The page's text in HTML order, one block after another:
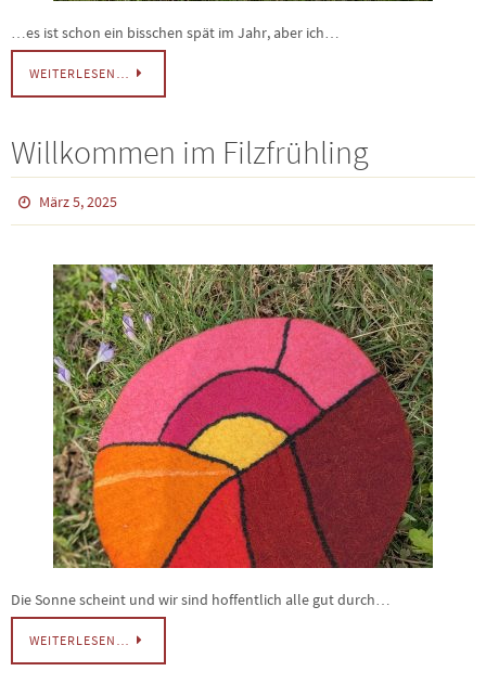
…es ist schon ein bisschen spät im Jahr, aber ich…
WEITERLESEN…
Willkommen im Filzfrühling
März 5, 2025
Die Sonne scheint und wir sind hoffentlich alle gut durch…
WEITERLESEN…